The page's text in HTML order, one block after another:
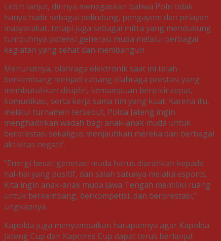
Lebih lanjut, dirinya menegaskan bahwa Polri tidak
hanya hadir sebagai pelindung, pengayom dan pelayan
masyarakat, tetapi juga sebagai mitra yang mendukung
tumbuhnya potensi generasi muda melalui berbagai
kegiatan yang sehat dan membangun.
Menurutnya, olahraga elektronik saat ini telah
berkembang menjadi cabang olahraga prestasi yang
membutuhkan disiplin, kemampuan berpikir cepat,
komunikasi, serta kerja sama tim yang kuat. Karena itu,
melalui turnamen tersebut, Polda Jateng ingin
menghadirkan wadah bagi anak-anak muda untuk
berprestasi sekaligus menjauhkan mereka dari berbagai
aktivitas negatif.
“Energi besar generasi muda harus diarahkan kepada
hal-hal yang positif, dan salah satunya melalui esports.
Kita ingin anak-anak muda Jawa Tengah memiliki ruang
untuk berkembang, berkompetisi, dan berprestasi,”
ungkapnya.
Kapolda juga menyampaikan harapannya agar Kapolda
Jateng Cup dan Kapolres Cup dapat terus berlanjut